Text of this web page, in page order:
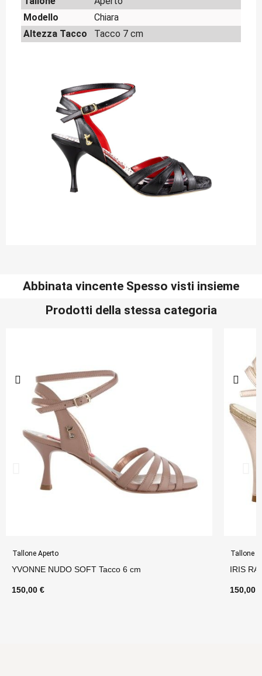
Modello
Chiara
Altezza Tacco
Tacco 7 cm
Abbinata vincente Spesso visti insieme
Prodotti della stessa categoria
Tallone Aperto
YVONNE NUDO SOFT Tacco 6 cm
150,00 €
Tallone
IRIS
150,00